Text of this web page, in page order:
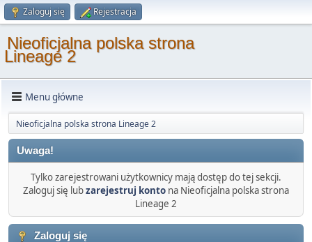
Zaloguj się Rejestracja
Nieoficjalna polska strona
Lineage 2
Menu główne
Nieoficjalna polska strona Lineage 2
Uwaga!
Tylko zarejestrowani użytkownicy mają dostęp do tej sekcji.
Zaloguj się lubzarejestruj konto na Nieoficjalna polska strona
Lineage 2
Zaloguj się